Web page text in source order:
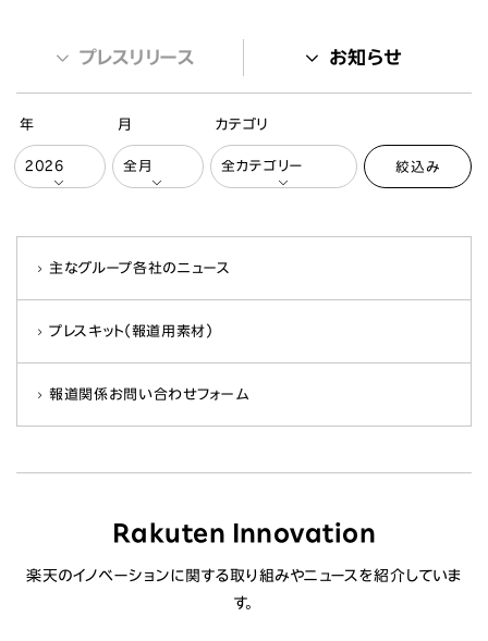
プレスリリース お知らせ
年 月 カテゴリ
絞込み
主なグループ各社のニュース
プレスキット（報道用素材）
報道関係お問い合わせフォーム
Rakuten Innovation
楽天のイノベーションに関する取り組みやニュースを紹介していま
す。